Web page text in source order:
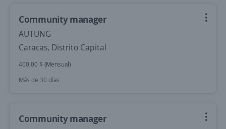
Community manager
AUTUNG
Caracas, Distrito Capital
400,00 $ (Mensual)
Más de 30 días
Community manager